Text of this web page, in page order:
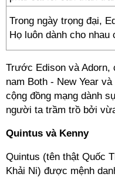
Trong ngày trọng đại,
Họ luôn dành cho nhau
Trước Edison và Adorn,
nam Both - New Year
cộng đồng mạng dành
người ta trầm trồ bởi
Quintus và Kenny
Quintus (tên thật Quốc
Khải Ni) được mệnh